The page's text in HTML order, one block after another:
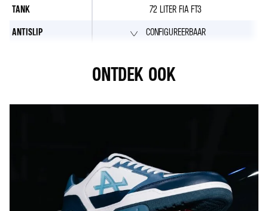
TANK
72 LITER FIA FT3
ANTISLIP
CONFIGUREERBAAR
ONTDEK OOK